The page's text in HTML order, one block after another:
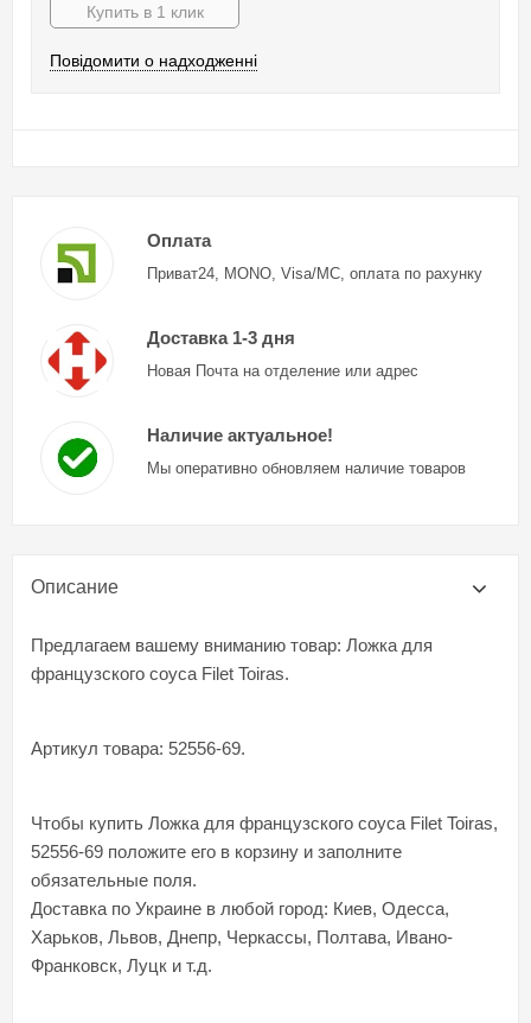
Купить в 1 клик
Повідомити о надходженні
Оплата
Приват24, MONO, Visa/MC, оплата по рахунку
Доставка 1-3 дня
Новая Почта на отделение или адрес
Наличие актуальное!
Мы оперативно обновляем наличие товаров
Описание
Предлагаем вашему вниманию товар: Ложка для
французского соуса Filet Toiras.
Артикул товара: 52556-69.
Чтобы купить Ложка для французского соуса Filet Toiras,
52556-69 положите его в корзину и заполните
обязательные поля.
Доставка по Украине в любой город: Киев, Одесса,
Харьков, Львов, Днепр, Черкассы, Полтава, Ивано-
Франковск, Луцк и т.д.